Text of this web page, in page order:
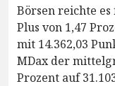
Börsen reichte
Plus von 1,47
mit 14.362,03
MDax der
Prozent auf